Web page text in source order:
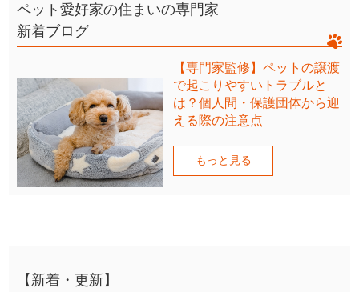
ペット愛好家の住まいの専門家
新着ブログ
【専門家監修】ペットの譲渡
で起こりやすいトラブルと
は？個人間・保護団体から迎
える際の注意点
もっと見る
【新着・更新】